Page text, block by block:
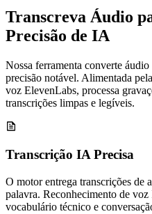
Transcreva Áudio
Precisão de IA
Nossa ferramenta converte
precisão notável. Alimentada
voz ElevenLabs, processa
transcrições limpas e legíveis.
Transcrição IA Precisa
O motor entrega transcrições de
palavra. Reconhecimento de
vocabulário técnico e